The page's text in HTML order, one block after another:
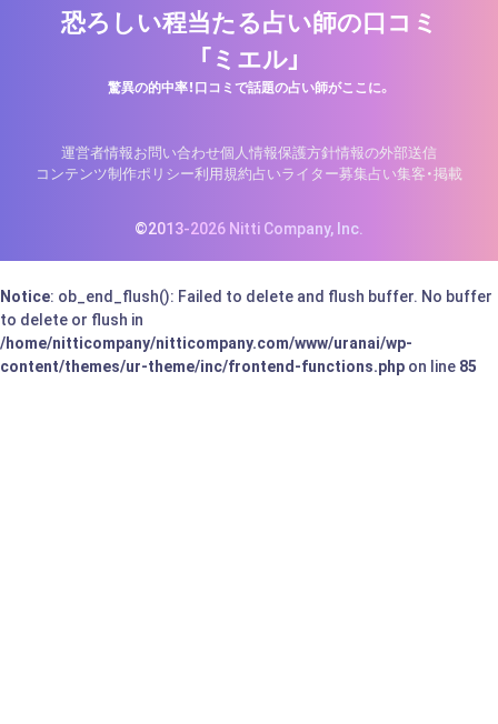
恐ろしい程当たる占い師の口コミ
「ミエル」
驚異の的中率！口コミで話題の占い師がここに。
運営者情報お問い合わせ個人情報保護方針情報の外部送信
コンテンツ制作ポリシー利用規約占いライター募集占い集客・掲載
©2013-2026 Nitti Company, Inc.
Notice: ob_end_flush(): Failed to delete and flush buffer. No buffer
to delete or flush in
/home/nitticompany/nitticompany.com/www/uranai/wp-
content/themes/ur-theme/inc/frontend-functions.php on line 85